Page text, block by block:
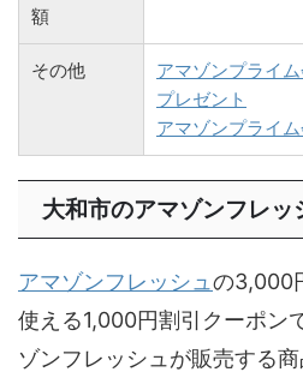
額
その他
アマゾンプライ
プレゼント
アマゾンプライ
大和市のアマゾンフレッ
アマゾンフレッシュ の3,000
使える1,000円割引クーポン
ゾンフレッシュが販売する